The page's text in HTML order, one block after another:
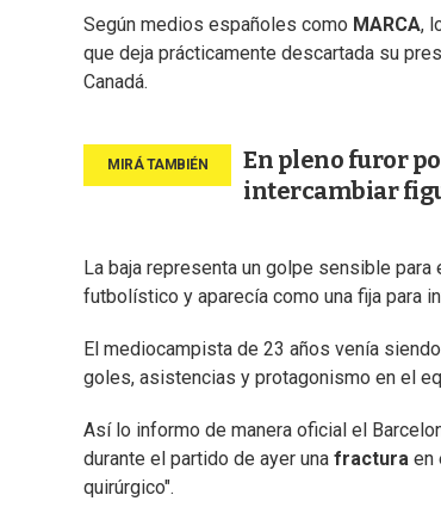
Según medios españoles como MARCA,
que deja prácticamente descartada su
Canadá.
En pleno furor
intercambiar
La baja representa un golpe sensible
futbolístico y aparecía como una fija para
El mediocampista de 23 años venía
goles, asistencias y protagonismo en el
Así lo informo de manera oficial el
durante el partido de ayer una fractura en
quirúrgico".